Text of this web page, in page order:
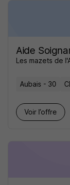
Aide
Les mazets de
Aubais - 30
Voir l’offre